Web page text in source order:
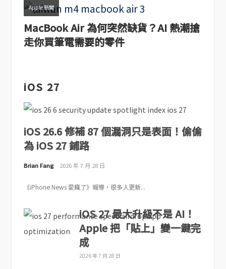
Apple 新聞
MacBook Air 為何突然缺貨？AI 熱潮搶
走你買筆電需要的零件
iOS 27
iOS 26.6 修補 87 個漏洞只是表面！偷偷
為 iOS 27 鋪路
Brian Fang 2026 年 7 月 28 日
《iPhone News 愛瘋了》報導，很多人更新...
iOS 27 最大升級不是 AI！
Apple 把「貼上」變一鍵完
成
2026 年 7 月 28 日